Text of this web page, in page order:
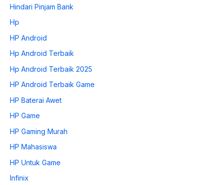
Hindari Pinjam Bank
Hp
HP Android
Hp Android Terbaik
Hp Android Terbaik 2025
HP Android Terbaik Game
HP Baterai Awet
HP Game
HP Gaming Murah
HP Mahasiswa
HP Untuk Game
Infinix